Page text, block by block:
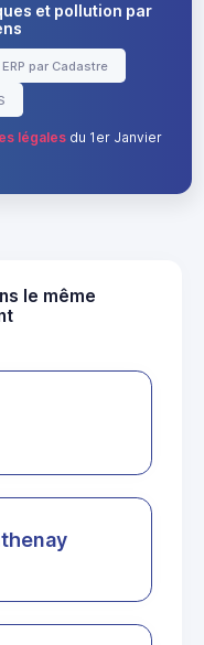
et pollution par
ERP par Cadastre
légalesdu 1er Janvier
le même